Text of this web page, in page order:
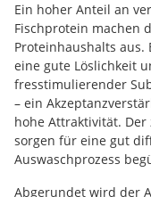
Ein hoher Anteil an
Fischprotein machen
Proteinhaushalts
eine gute Löslichkeit
fresstimulierender
– ein
hohe Attraktivität.
sorgen für eine gut
Auswaschprozess
Abgerundet wird der